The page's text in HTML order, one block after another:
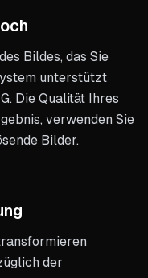
Bildes, das Sie
unterstützt
Die Qualität Ihres
verwenden Sie
Bilder.
der